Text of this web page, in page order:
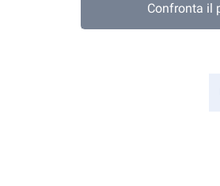
Confronta il